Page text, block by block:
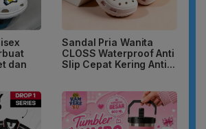
dan
Sandal Pria Wanita
CLOSS Waterproof Anti
Slip Cepat Kering Anti...